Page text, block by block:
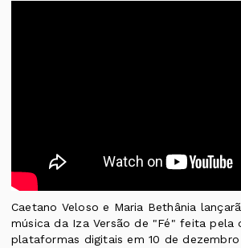
Caetano Veloso e Maria Bethânia
música da Iza Versão de "Fé" feita pela
plataformas digitais em 10 de